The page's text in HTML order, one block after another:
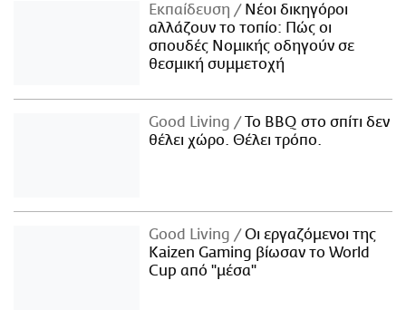
Εκπαίδευση
Νέοι δικηγόροι
αλλάζουν το τοπίο: Πώς οι
σπουδές Νομικής οδηγούν σε
θεσμική συμμετοχή
Good Living
Το BBQ στο σπίτι δεν
θέλει χώρο. Θέλει τρόπο.
Good Living
Οι εργαζόμενοι της
Kaizen Gaming βίωσαν το World
Cup από "μέσα"